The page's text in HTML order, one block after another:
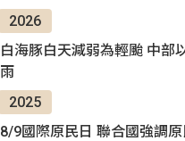
2026
白海豚白天減弱為輕颱 中部
雨
2025
8/9國際原民日 聯合國強調